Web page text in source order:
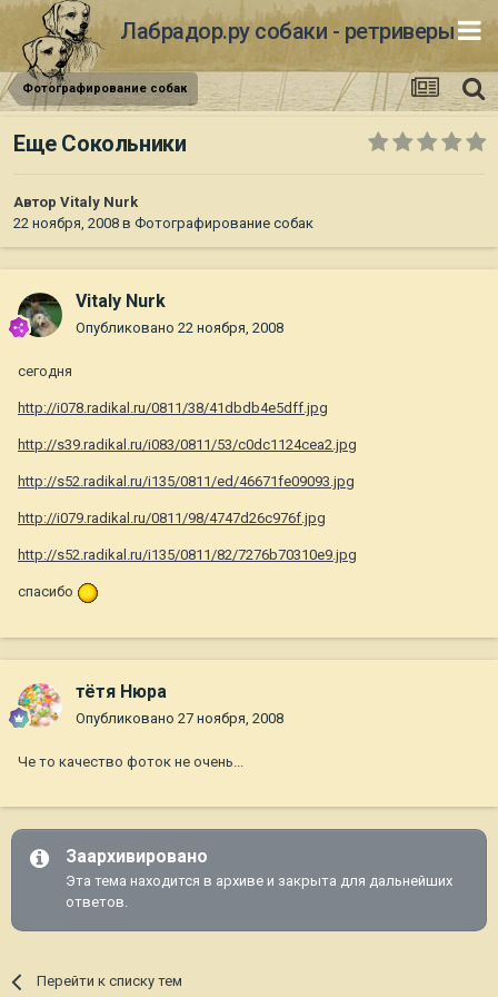
Лабрадор.ру собаки - ретриверы
Фотографирование собак
Еще Сокольники
Автор Vitaly Nurk
22 ноября, 2008 в Фотографирование собак
Vitaly Nurk
Опубликовано 22 ноября, 2008
сегодня
http://i078.radikal.ru/0811/38/41dbdb4e5dff.jpg
http://s39.radikal.ru/i083/0811/53/c0dc1124cea2.jpg
http://s52.radikal.ru/i135/0811/ed/46671fe09093.jpg
http://i079.radikal.ru/0811/98/4747d26c976f.jpg
http://s52.radikal.ru/i135/0811/82/7276b70310e9.jpg
спасибо
тётя Нюра
Опубликовано 27 ноября, 2008
Че то качество фоток не очень...
Заархивировано
Эта тема находится в архиве и закрыта для дальнейших
ответов.
Перейти к списку тем